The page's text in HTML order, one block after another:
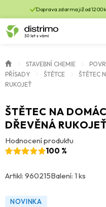
Doprava zdarma již od 1200
STAVEBNÍ CHEMIE
PŘÍSADY
ŠTĚTCE
ŠTĚTEC
RUKOJEŤ
ŠTĚTEC NA
DŘEVĚNÁ
Hodnocení produktu
100 %
Artikl: 960215Balení: 1 ks
NOVINKA